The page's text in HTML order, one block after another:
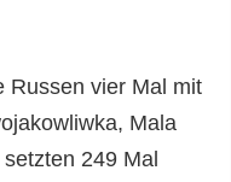
Russen vier Mal mit
Mala
249 Mal